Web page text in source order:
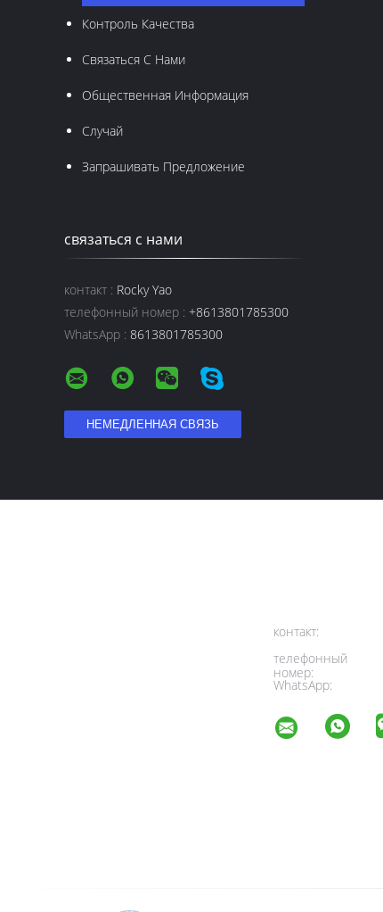
Контроль Качества
Связаться С Нами
Общественная Информация
Случай
Запрашивать Предложение
связаться с нами
контакт : Rocky Yao
телефонный номер : +8613801785300
WhatsApp : 8613801785300
контакт:
телефонный
номер:
WhatsApp: